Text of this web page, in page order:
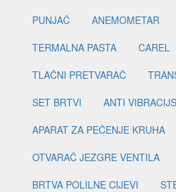
PUNJAČ
ANEMOMETAR
TERMALNA PASTA
CAREL
TLAČNI PRETVARAČ
SET BRTVI
ANTI
APARAT ZA PEČENJE KRUHA
OTVARAČ JEZGRE VENTILA
BRTVA POLILNE CIJEVI